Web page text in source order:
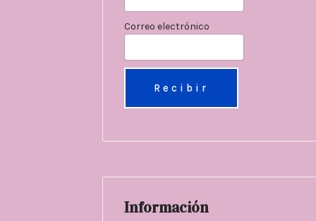
Correo electrónico
Información